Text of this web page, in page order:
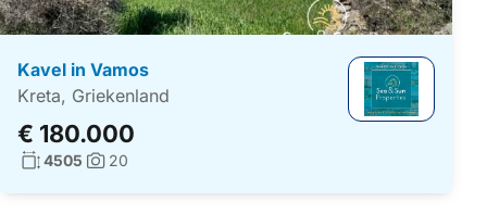
Kavel in Vamos
Kreta, Griekenland
€ 180.000
Woonoppervlakte:
4505 Foto's:
20